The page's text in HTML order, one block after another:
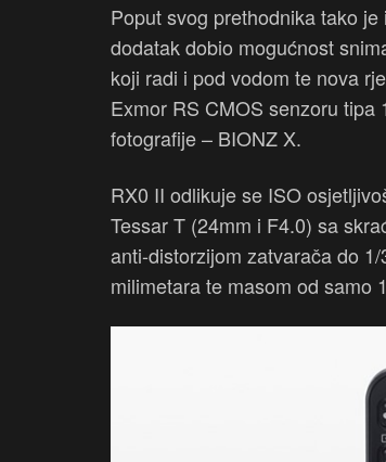
Poput svog prethodnika tako
dodatak dobio mogućnost
koji radi i pod vodom te nova
Exmor RS CMOS senzoru
fotografije – BIONZ X.
RX0 II odlikuje se ISO
Tessar T (24mm i F4.0) sa
anti-distorzijom zatvarača do
milimetara te masom od samo